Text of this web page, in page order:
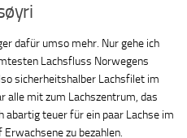
dafür umso mehr. Nur gehe ich
Lachsfluss Norwegens
sicherheitshalber Lachsfilet im
alle mit zum Lachszentrum, das
abartig teuer für ein paar Lachse im
zu bezahlen.